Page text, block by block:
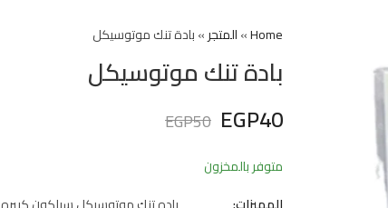
Home
»المتجر»بادة تنك موتوسيكل
بادة تنك موتوسيكل
EGP40
EGP50
متوفر بالمخزون